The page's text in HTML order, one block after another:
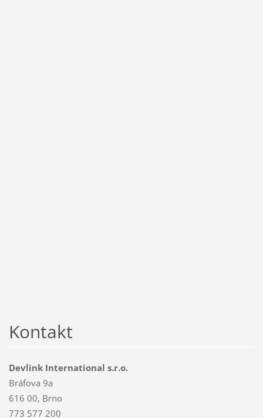
Kontakt
Devlink International s.r.o.
Bráfova 9a
616 00, Brno
773 577 200